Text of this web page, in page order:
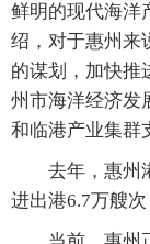
鲜明的现代海洋
绍，对于惠州来
的谋划，加快推
州市海洋经济发
和临港产业集群
去年，惠州港
进出港6.7万艘